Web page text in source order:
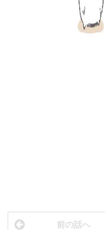
前の話へ